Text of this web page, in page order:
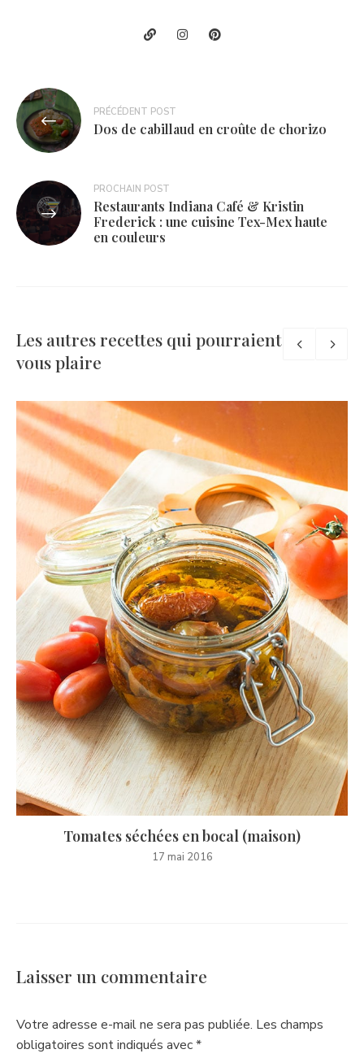
Navigation
de
l’article
PRÉCÉDENT POST
Dos de cabillaud en croûte de chorizo
PROCHAIN POST
Restaurants Indiana Café & Kristin
Frederick : une cuisine Tex-Mex haute
en couleurs
Les autres recettes qui pourraient
vous plaire
Tomates séchées en bocal (maison)
17 mai 2016
Laisser un commentaire
Votre adresse e-mail ne sera pas publiée. Les champs
obligatoires sont indiqués avec*